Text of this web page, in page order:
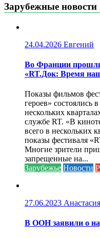
Зарубежные новости
24.04.2026 Евгений
Во Франции
«RT.Док: Время
Показы фильмов
героев» состоялись
нескольких
службе RT. «В
всего в нескольких
показы фестиваля
Многие зрители
запрещенные на...
Зарубежье Новости
27.06.2023 Анастасия
В ООН заявили о